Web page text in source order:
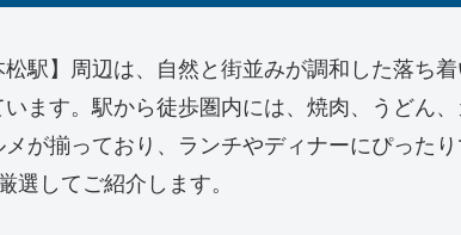
駅】周辺は、自然と街並みが調和した落ち
ます。駅から徒歩圏内には、焼肉、うどん
が揃っており、ランチやディナーにぴった
選してご紹介します。